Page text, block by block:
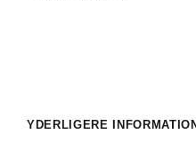
YDERLIGERE INFORMATION